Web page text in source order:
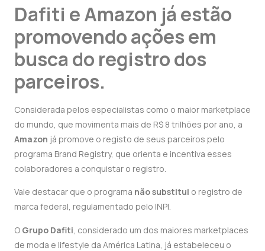
Dafiti e Amazon já estão
promovendo ações em
busca do registro dos
parceiros.
Considerada pelos especialistas como o maior marketplace
do mundo, que movimenta mais de R$ 8 trilhões por ano, a
Amazon já promove o registo de seus parceiros pelo
programa Brand Registry, que orienta e incentiva esses
colaboradores a conquistar o registro.
Vale destacar que o programa não substitui o registro de
marca federal, regulamentado pelo INPI.
O Grupo Dafiti , considerado um dos maiores marketplaces
de moda e lifestyle da América Latina, já estabeleceu o